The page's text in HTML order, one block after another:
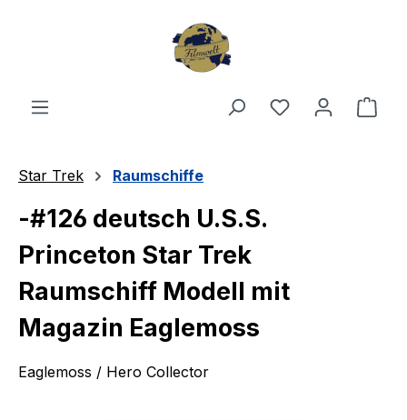
Du hast 0
Star Trek Raumschiffe
-#126 deutsch U.S.S.
Princeton Star Trek
Raumschiff Modell mit
Magazin Eaglemoss
Eaglemoss / Hero Collector